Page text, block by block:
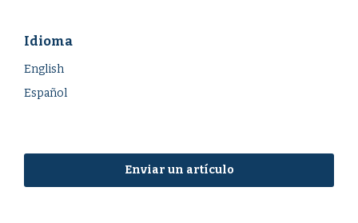
Idioma
English
Español
Enviar un artículo